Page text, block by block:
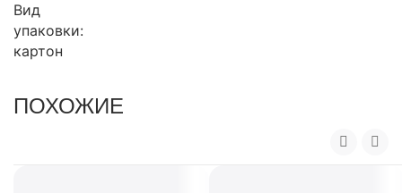
Вид
упаковки:
картон
ПОХОЖИЕ